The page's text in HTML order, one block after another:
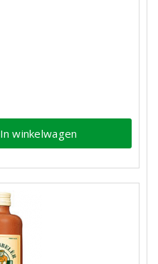
In winkelwagen